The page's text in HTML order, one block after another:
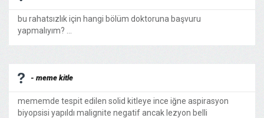
bu rahatsızlık için hangi bölüm doktoruna başvuru
yapmalıyım? ...
- meme kitle
mememde tespit edilen solid kitleye ince iğne aspirasyon
biyopsisi yapıldı malignite negatif ancak lezyon belli